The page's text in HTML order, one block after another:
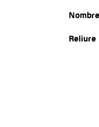
Reliure